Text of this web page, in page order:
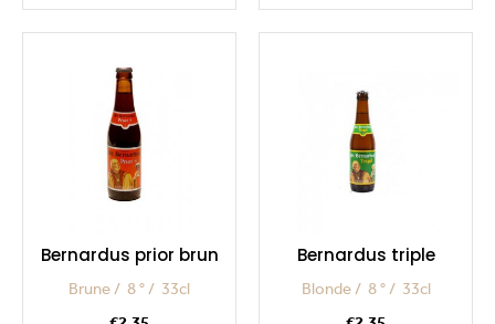
Bernardus prior brun
Brune 8 ° 33cl
Bernardus triple
Blonde 8 ° 33cl